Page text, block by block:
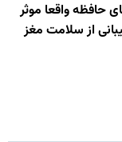
حافظه واقعا موثر
از سلامت مغز